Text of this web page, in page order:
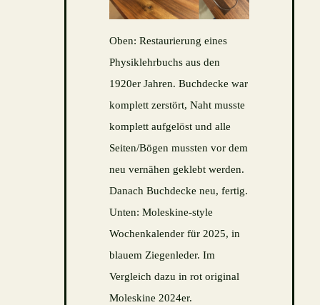
Oben: Restaurierung eines
Physiklehrbuchs aus den
1920er Jahren. Buchdecke war
komplett zerstört, Naht musste
komplett aufgelöst und alle
Seiten/Bögen mussten vor dem
neu vernähen geklebt werden.
Danach Buchdecke neu, fertig.
Unten: Moleskine-style
Wochenkalender für 2025, in
blauem Ziegenleder. Im
Vergleich dazu in rot original
Moleskine 2024er.